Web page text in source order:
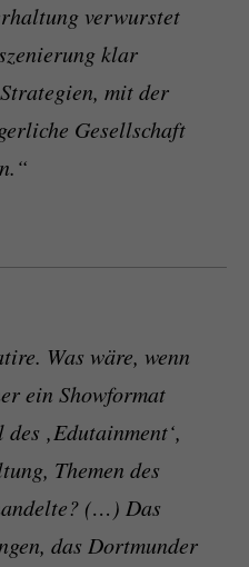
verwurstet
klar
mit der
Gesellschaft
Was wäre, wenn
ein Showformat
‚Edutainment‘,
Themen des
(…) Das
das Dortmunder